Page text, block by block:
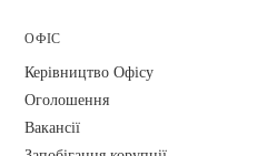
ОФІС
Керівництво Офісу
Оголошення
Вакансії